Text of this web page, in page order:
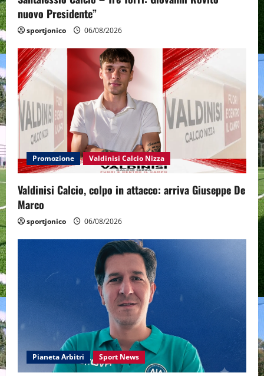
nuovo Presidente”
sportjonico 06/08/2026
Promozione Valdinisi Calcio Nizza
Valdinisi Calcio, colpo in attacco: arriva Giuseppe De
Marco
sportjonico 06/08/2026
Pianeta Arbitri Sport News